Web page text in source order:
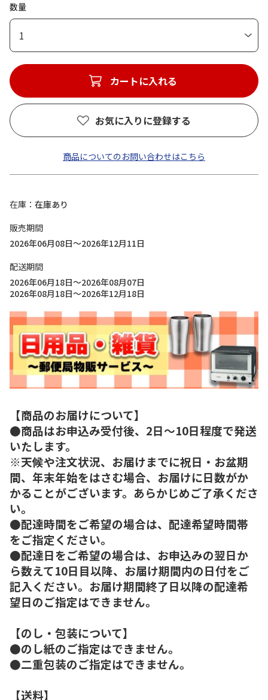
数量
1
カートに入れる
お気に入りに登録する
商品についてのお問い合わせはこちら
在庫
在庫あり
販売期間
2026年06月08日～2026年12月11日
配送期間
2026年06月18日～2026年08月07日
2026年08月18日～2026年12月18日
【商品のお届けについて】
●商品はお申込み受付後、2日～10日程度で発送
いたします。
※天候や注文状況、お届けまでに祝日・お盆期
間、年末年始をはさむ場合、お届けに日数がか
かることがございます。あらかじめご了承くださ
い。
●配達時間をご希望の場合は、配達希望時間帯
をご指定ください。
●配達日をご希望の場合は、お申込みの翌日か
ら数えて10日目以降、お届け期間内の日付をご
記入ください。お届け期間終了日以降の配達希
望日のご指定はできません。
【のし・包装について】
●のし紙のご指定はできません。
●二重包装のご指定はできません。
【送料】